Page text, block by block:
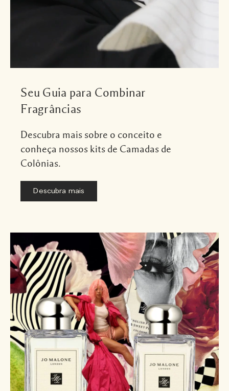
Seu Guia para Combinar
Fragrâncias
Descubra mais sobre o conceito e
conheça nossos kits de Camadas de
Colônias.
Descubra mais